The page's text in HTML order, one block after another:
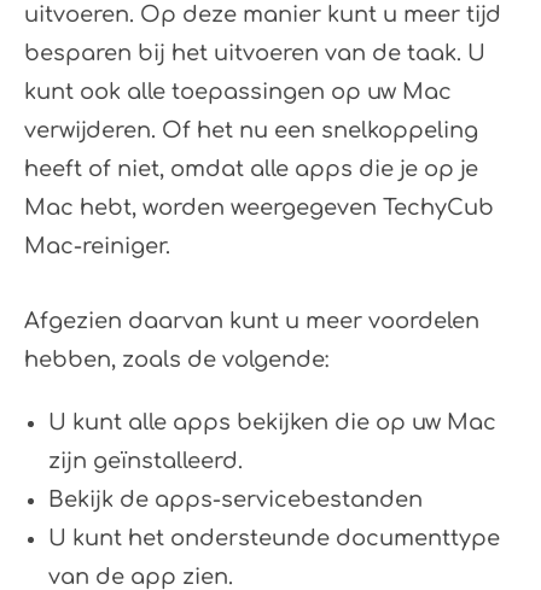
uitvoeren. Op deze manier kunt u meer tijd
besparen bij het uitvoeren van de taak. U
kunt ook alle toepassingen op uw Mac
verwijderen. Of het nu een snelkoppeling
heeft of niet, omdat alle apps die je op je
Mac hebt, worden weergegeven TechyCub
Mac-reiniger.
Afgezien daarvan kunt u meer voordelen
hebben, zoals de volgende:
U kunt alle apps bekijken die op uw Mac
zijn geïnstalleerd.
Bekijk de apps-servicebestanden
U kunt het ondersteunde documenttype
van de app zien.